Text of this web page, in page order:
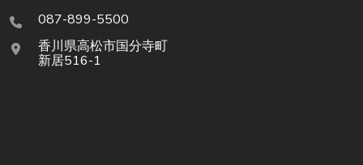
087-899-5500
香川県高松市国分寺町
新居516-1